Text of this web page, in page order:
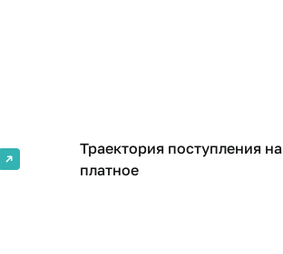
Траектория поступления на
платное